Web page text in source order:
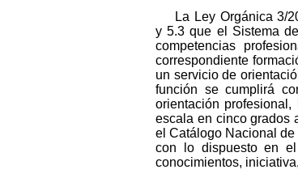
La Ley Orgánica 3/
y 5.3 que el Sistema
competencias
correspondiente
un servicio de
función se cumplirá
orientación
escala en cinco grados
el Catálogo Nacional
con lo dispuesto en el
conocimientos,